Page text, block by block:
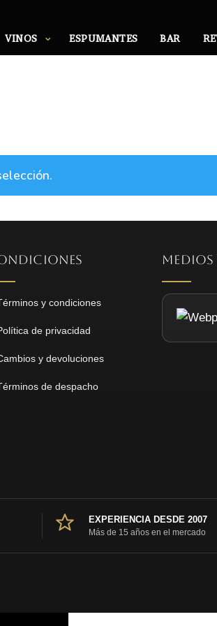
VINOS ESPUMANTES BAR
y condiciones
de privacidad
y devoluciones
de despacho
MEDIOS
EXPERIENCIA DESDE 2007
Más de 15 años en el mercado